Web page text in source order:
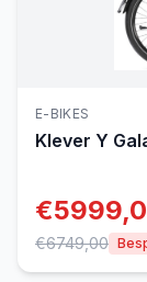
E-BIKES
Klever Y
€
€6749,00